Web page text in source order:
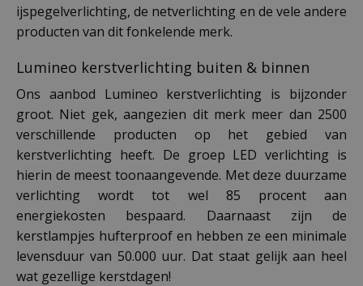
ijspegelverlichting, de netverlichting en de vele andere
producten van dit fonkelende merk.
Lumineo kerstverlichting buiten & binnen
Ons aanbod Lumineo kerstverlichting is bijzonder
groot. Niet gek, aangezien dit merk meer dan 2500
verschillende producten op het gebied van
kerstverlichting heeft. De groep LED verlichting is
hierin de meest toonaangevende. Met deze duurzame
verlichting wordt tot wel 85 procent aan
energiekosten bespaard. Daarnaast zijn de
kerstlampjes hufterproof en hebben ze een minimale
levensduur van 50.000 uur. Dat staat gelijk aan heel
wat gezellige kerstdagen!